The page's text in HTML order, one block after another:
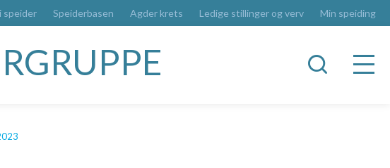
speider Speiderbasen Agder krets Ledige stillinger og verv Min speiding